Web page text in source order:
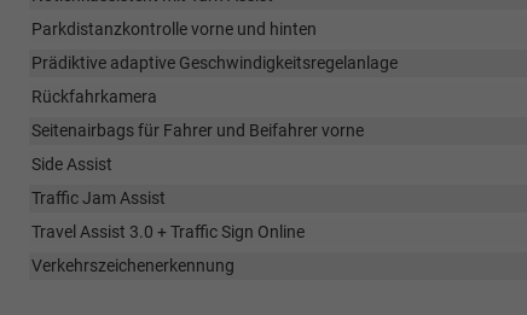
Parkdistanzkontrolle vorne und hinten
Prädiktive adaptive Geschwindigkeitsregelanlage
Rückfahrkamera
Seitenairbags für Fahrer und Beifahrer vorne
Side Assist
Traffic Jam Assist
Travel Assist 3.0 + Traffic Sign Online
Verkehrszeichenerkennung